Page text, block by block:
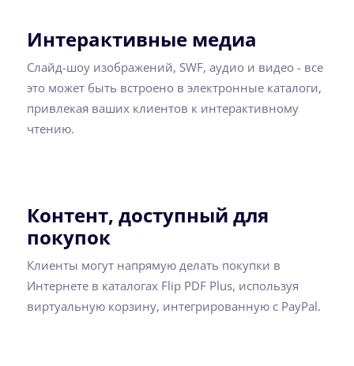
Интерактивные медиа
Слайд-шоу изображений, SWF, аудио и видео - все
это может быть встроено в электронные каталоги,
привлекая ваших клиентов к интерактивному
чтению.
Контент, доступный для
покупок
Клиенты могут напрямую делать покупки в
Интернете в каталогах Flip PDF Plus, используя
виртуальную корзину, интегрированную с PayPal.